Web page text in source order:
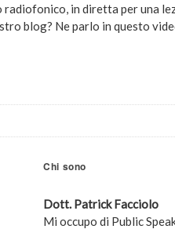
radiofonico, in diretta per una
blog? Ne parlo in questo
Chi sono
Dott. Patrick Facciolo
Mi occupo di Public